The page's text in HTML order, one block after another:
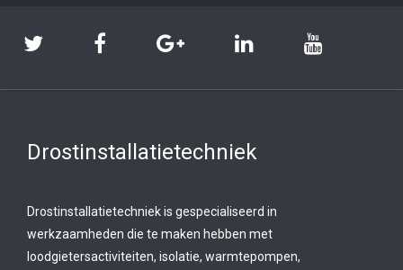
Drostinstallatietechniek
Drostinstallatietechniek is gespecialiseerd in
werkzaamheden die te maken hebben met
loodgietersactiviteiten, isolatie, warmtepompen,